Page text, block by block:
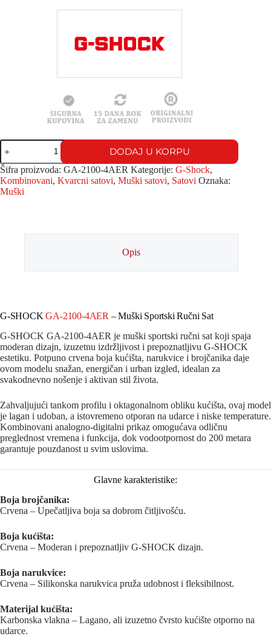
DODAJ U KORPU
Šifra proizvoda: GA-2100-4AER Kategorije: G-Shock,
Kombinovani, Kvarcni satovi, Muški satovi, Satovi Oznaka:
Muški
Opis
G-SHOCKGA-2100-4AER – Muški Sportski Ručni Sat
G-SHOCK GA-2100-4AER je muški sportski ručni sat koji spaja
moderan dizajn, izuzetnu izdržljivost i prepoznatljivu G-SHOCK
estetiku. Potpuno crvena boja kućišta, narukvice i brojčanika daje
ovom modelu snažan, energičan i urban izgled, idealan za
svakodnevno nošenje i aktivan stil života.
Zahvaljujući tankom profilu i oktagonalnom obliku kućišta, ovaj model
je lagan i udoban, a istovremeno otporan na udarce i niske temperature.
Kombinovani analogno-digitalni prikaz omogućava odličnu
preglednost vremena i funkcija, dok vodootpornost do 200 metara
garantuje pouzdanost u svim uslovima.
Glavne karakteristike:
Boja brojčanika:
Crvena – Upečatljiva boja sa dobrom čitljivošću.
Boja kućišta:
Crvena – Moderan i prepoznatljiv G-SHOCK dizajn.
Boja narukvice:
Crvena – Silikonska narukvica pruža udobnost i fleksibilnost.
Materijal kućišta:
Karbonska vlakna – Lagano, ali izuzetno čvrsto kućište otporno na
udarce.